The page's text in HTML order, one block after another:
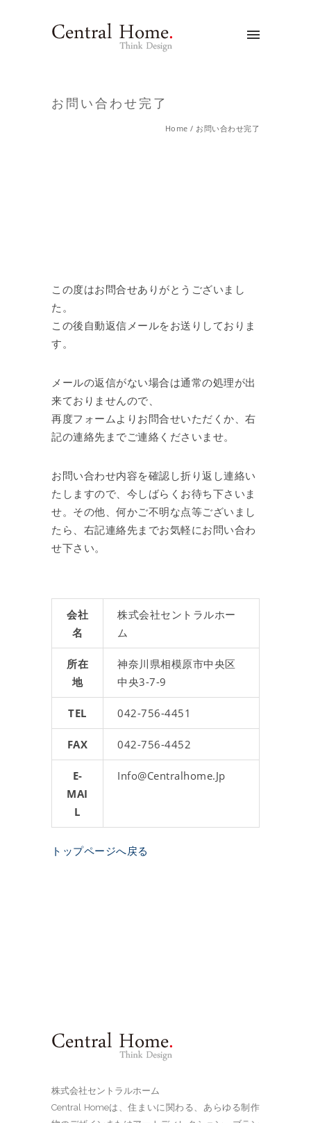
お問い合わせ完了
Home / お問い合わせ完了
この度はお問合せありがとうございまし
た。
この後自動返信メールをお送りしておりま
す。
メールの返信がない場合は通常の処理が出
来ておりませんので、
再度フォームよりお問合せいただくか、右
記の連絡先までご連絡くださいませ。
お問い合わせ内容を確認し折り返し連絡い
たしますので、今しばらくお待ち下さいま
せ。その他、何かご不明な点等ございまし
たら、右記連絡先までお気軽にお問い合わ
せ下さい。
会社
名
株式会社セントラルホー
ム
所在
地
神奈川県相模原市中央区
中央3-7-9
TEL 042-756-4451
FAX 042-756-4452
E-
MAI
L
Info@centralhome.jp
トップページへ戻る
株式会社セントラルホーム
Central Homeは、住まいに関わる、あらゆる制作